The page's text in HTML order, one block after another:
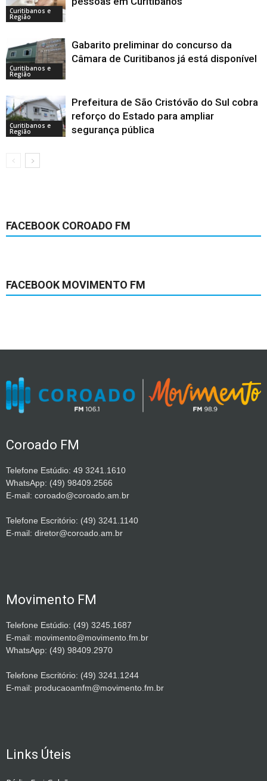
Curitibanos e
Região
Curitibanos e
Região
Gabarito preliminar do concurso da
Câmara de Curitibanos já está disponível
Curitibanos e
Região
Prefeitura de São Cristóvão do Sul cobra
reforço do Estado para ampliar
segurança pública
FACEBOOK COROADO FM
FACEBOOK MOVIMENTO FM
Coroado FM
Telefone Estúdio: 49 3241.1610
WhatsApp: (49) 98409.2566
E-mail: coroado@coroado.am.br
Telefone Escritório: (49) 3241.1140
E-mail: diretor@coroado.am.br
Movimento FM
Telefone Estúdio: (49) 3245.1687
E-mail: movimento@movimento.fm.br
WhatsApp: (49) 98409.2970
Telefone Escritório: (49) 3241.1244
E-mail: producaoamfm@movimento.fm.br
Links Úteis